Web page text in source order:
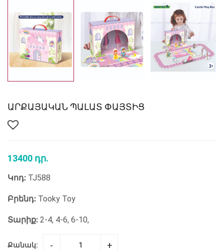
ԱՐՔԱՅԱԿԱՆ ՊԱԼԱՏ ՓԱՅՏԻՑ
13400 դր.
Կոդ: TJ588
Բրենդ: Tooky Toy
Տարիք: 2-4, 4-6, 6-10,
Քանակ: - +